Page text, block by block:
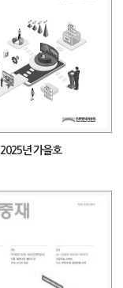
2025년 가을호